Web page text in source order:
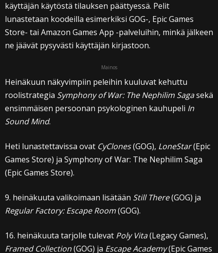
käyttäjän käytöstä tilauksen päättyessä. Pelit
lunastetaan koodeilla esimerkiksi GOG-, Epic Games
Store- tai Amazon Games App -palveluihin, minkä jälkeen
ne jäävät pysyvästi käyttäjän kirjastoon.
Mainos
Heinäkuun näkyvimpiin peleihin kuuluvat kehuttu
roolistrategia Symphony of War: The Nephilim Sagasekä
ensimmäisen persoonan psykologinen kauhupeli In
Sound Mind.
Heti lunastettavissa ovat CyClones(GOG), LoneStar(Epic
Games Store) ja Symphony of War: The Nephilim Saga
(Epic Games Store).
9. heinäkuuta valikoimaan lisätään Still There(GOG) ja
Regular Factory: Escape Room(GOG).
16. heinäkuuta tarjolle tulevat Poly Vita(Legacy Games),
Framed Collection(GOG) ja Escape Academy(Epic Games